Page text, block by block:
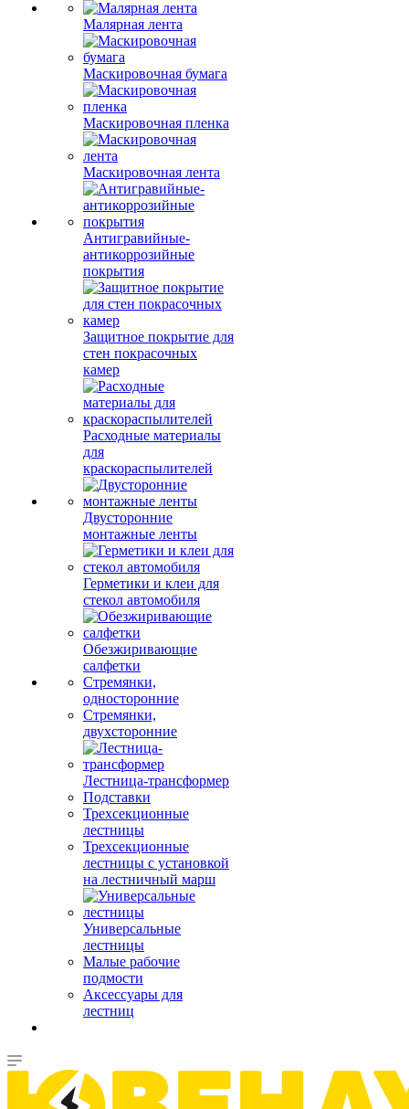
Малярная лента
Маскировочная бумага
Маскировочная пленка
Маскировочная лента
Антигравийные-
антикоррозийные
покрытия
Защитное покрытие для
стен покрасочных
камер
Расходные материалы
для
краскораспылителей
Двусторонние
монтажные ленты
Герметики и клеи для
стекол автомобиля
Обезжиривающие
салфетки
Стремянки,
односторонние
Стремянки,
двухсторонние
Лестница-трансформер
Подставки
Трехсекционные
лестницы
Трехсекционные
лестницы с установкой
на лестничный марш
Универсальные
лестницы
Малые рабочие
подмости
Аксессуары для
лестниц